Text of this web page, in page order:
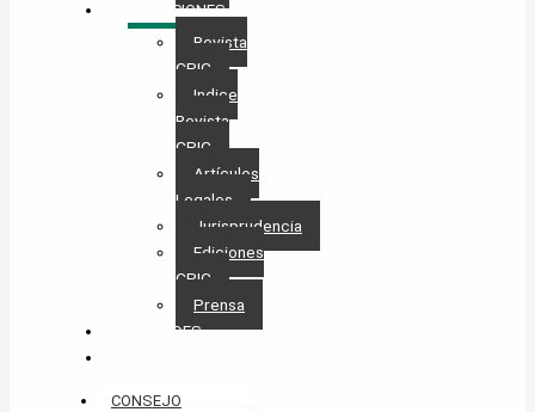
PUBLICACIONES
Revista
CPIC
Indice
Revista
CPIC
Artículos
Legales
Jurisprudencia
Ediciones
CPIC
Prensa
NOVEDADES
CONSEJO